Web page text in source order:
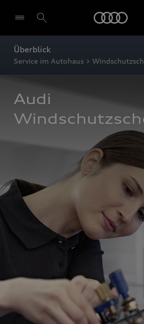
Überblick
Service im Autohaus >
Audi